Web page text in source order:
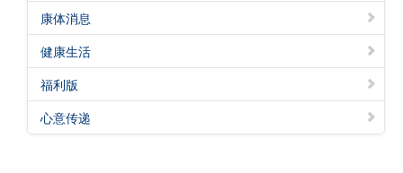
警声特刊
康体消息
健康生活
福利版
心意传递